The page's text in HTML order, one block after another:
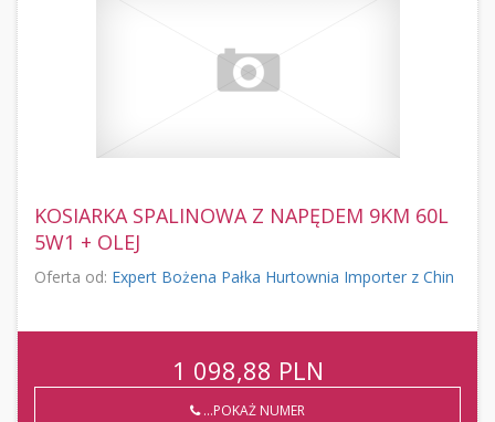
KOSIARKA SPALINOWA Z NAPĘDEM 9KM 60L
5W1 + OLEJ
Oferta od: Expert Bożena Pałka Hurtownia Importer z Chin
1 098,88 PLN
...POKAŻ NUMER